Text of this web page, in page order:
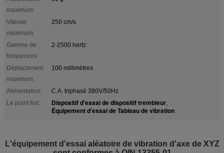
maximum:
Vitesse
maximum:
250 cm/s
Gamme de
fréquences:
2-2500 hertz
Déplacement
maximum:
100 millimètres
Alimentation:
C.A. triphasé 380V/50Hz
Le point fort:
Dispositif d'essai de dispositif trembleur,
Équipement d'essai de Tableau de vibration
L'équipement d'essai aléatoire de vibration d'axe de XYZ